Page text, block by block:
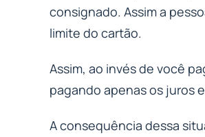
consignado. Assim a
limite do cartão.
Assim, ao invés de você
pagando apenas os juros
A consequência dessa